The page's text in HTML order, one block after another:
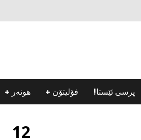
پرسی ئێستا! فۆلیتۆن هونه‌ر
12